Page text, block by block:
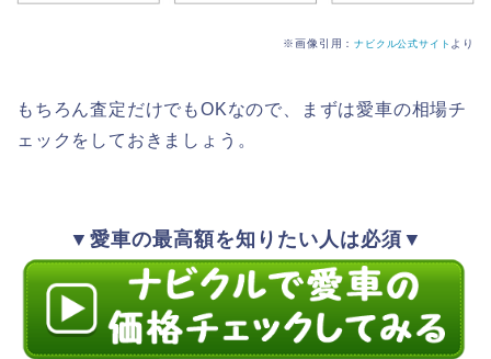
※画像引用：ナビクル公式サイト より
もちろん査定だけでもOKなので、まずは愛車の相場チ
ェックをしておきましょう。
▼愛車の最高額を知りたい人は必須▼